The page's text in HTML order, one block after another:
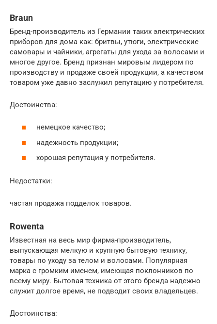
Braun
Бренд-производитель из Германии таких электрических
приборов для дома как: бритвы, утюги, электрические
самовары и чайники, агрегаты для ухода за волосами и
многое другое. Бренд признан мировым лидером по
производству и продаже своей продукции, а качеством
товаром уже давно заслужил репутацию у потребителя.
Достоинства:
немецкое качество;
надежность продукции;
хорошая репутация у потребителя.
Недостатки:
частая продажа подделок товаров.
Rowenta
Известная на весь мир фирма-производитель,
выпускающая мелкую и крупную бытовую технику,
товары по уходу за телом и волосами. Популярная
марка с громким именем, имеющая поклонников по
всему миру. Бытовая техника от этого бренда надежно
служит долгое время, не подводит своих владельцев.
Достоинства: